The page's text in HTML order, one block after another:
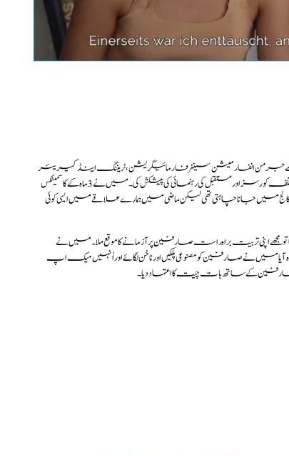
This link opens a YouTube
protection regulations
جرمن انفارمیشن سینٹر فار مائیگریشن، ٹریننگ اینڈ کیریئر
(ڈی ماک) کے بارے میں بتایا۔مشیران نے مجھے مختلف کورسز اور مستقبل کی رہنمائی کی پیشکش کی۔ میں نے 3ماہ کے کاسمیٹکس
جانا چاہتی تھی لیکن ماضی میں ہمارے علاقے میں ایسی کوئی
اپنی تربیت براہ راست صارفین پر آزمانے کا موقع ملا۔ میں نے
آیا میں نے صارفین کو مصنوعی پلکیں اور ناخن لگائے اور اُنہیں میک اپ
کے ساتھ بات چیت کا اعتماد دیا۔